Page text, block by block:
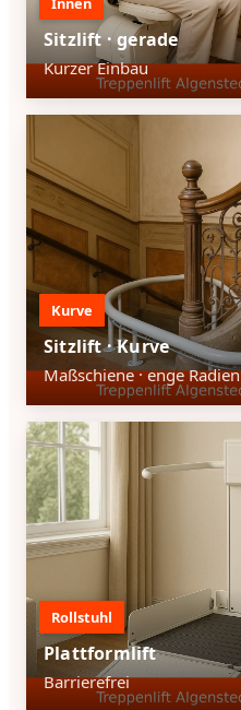
Sitzlift · gerade
Kurzer Einbau
Kurve
Sitzlift · Kurve
Maßschiene · enge Radien
Rollstuhl
Plattformlift
Barrierefrei